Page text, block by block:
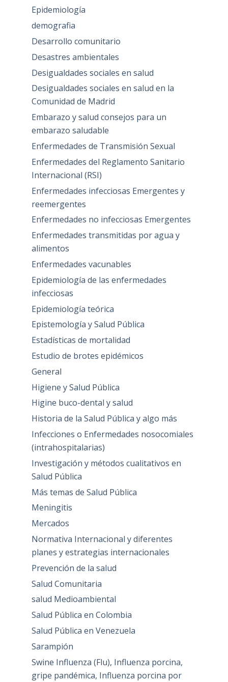
Epidemiología
demografia
Desarrollo comunitario
Desastres ambientales
Desigualdades sociales en salud
Desigualdades sociales en salud en la
Comunidad de Madrid
Embarazo y salud consejos para un
embarazo saludable
Enfermedades de Transmisión Sexual
Enfermedades del Reglamento Sanitario
Internacional (RSI)
Enfermedades infecciosas Emergentes y
reemergentes
Enfermedades no infecciosas Emergentes
Enfermedades transmitidas por agua y
alimentos
Enfermedades vacunables
Epidemiología de las enfermedades
infecciosas
Epidemiología teórica
Epistemología y Salud Pública
Estadísticas de mortalidad
Estudio de brotes epidémicos
General
Higiene y Salud Pública
Higine buco-dental y salud
Historia de la Salud Pública y algo más
Infecciones o Enfermedades nosocomiales
(intrahospitalarias)
Investigación y métodos cualitativos en
Salud Pública
Más temas de Salud Pública
Meningitis
Mercados
Normativa Internacional y diferentes
planes y estrategias internacionales
Prevención de la salud
Salud Comunitaria
salud Medioambiental
Salud Pública en Colombia
Salud Pública en Venezuela
Sarampión
Swine Influenza (Flu), Influenza porcina,
gripe pandémica, Influenza porcina por